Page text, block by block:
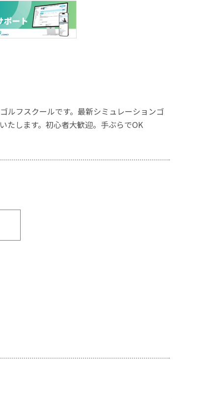
ルフスクールです。最新シミュレーションゴ
たします。初心者大歓迎。手ぶらでOK